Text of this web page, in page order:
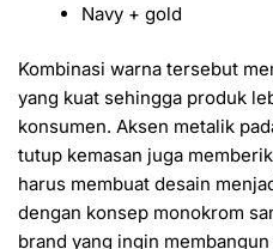
Navy + gold
Kombinasi warna tersebut
yang kuat sehingga produk
konsumen. Aksen metalik
tutup kemasan juga
harus membuat desain
dengan konsep monokrom
brand yang ingin